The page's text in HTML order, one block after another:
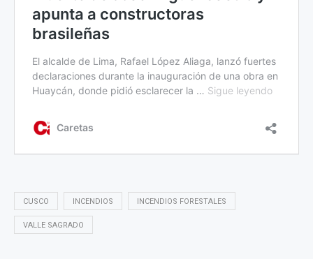
CUSCO INCENDIOS INCENDIOS FORESTALES
VALLE SAGRADO